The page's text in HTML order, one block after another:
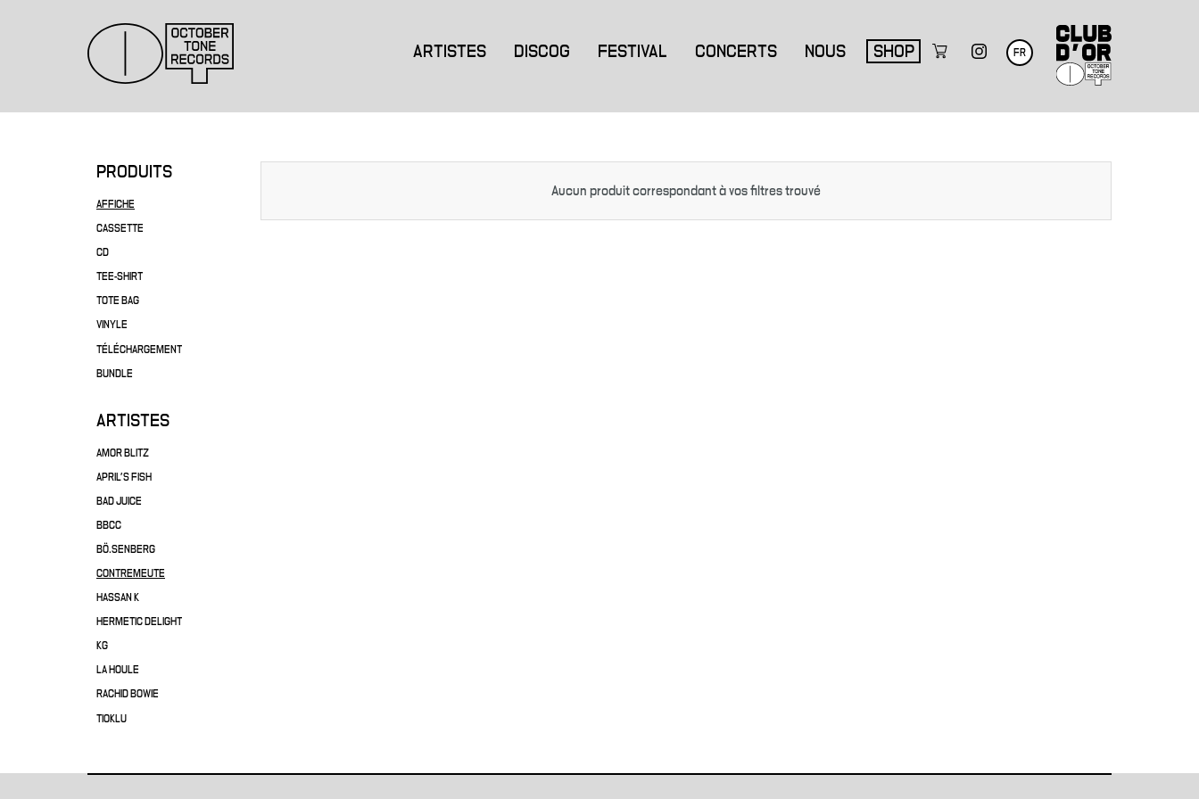
ARTISTES DISCOG FESTIVAL CONCERTS NOUS SHOP FR
PRODUITS
AFFICHE
CASSETTE
CD
TEE-SHIRT
TOTE BAG
VINYLE
TÉLÉCHARGEMENT
BUNDLE
ARTISTES
AMOR BLITZ
APRIL'S FISH
BAD JUICE
BBCC
BÖ.SENBERG
CONTREMEUTE
HASSAN K
HERMETIC DELIGHT
KG
LA HOULE
RACHID BOWIE
TIOKLU
Aucun produit correspondant à vos filtres trouvé